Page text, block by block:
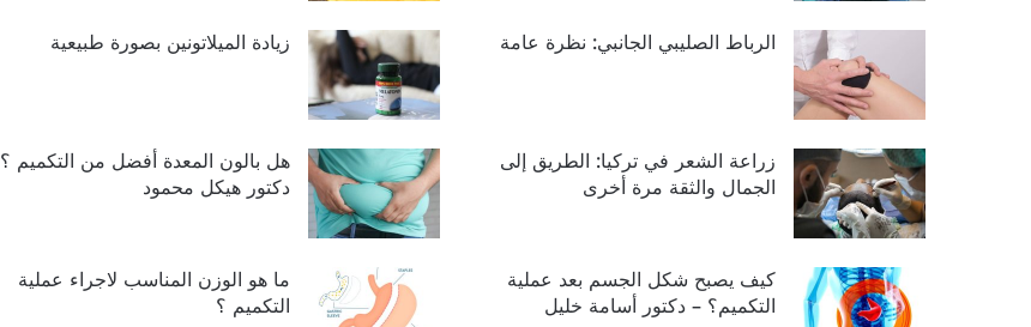
الرباط الصليبي الجانبي: نظرة عامة زيادة الميلاتونين بصورة طبيعية
زراعة الشعر في تركيا: الطريق إلى
الجمال والثقة مرة أخرى
هل بالون المعدة أفضل من التكميم ؟
دكتور هيكل محمود
كيف يصبح شكل الجسم بعد عملية
التكميم؟ – دكتور أسامة خليل
ما هو الوزن المناسب لاجراء عملية
التكميم ؟